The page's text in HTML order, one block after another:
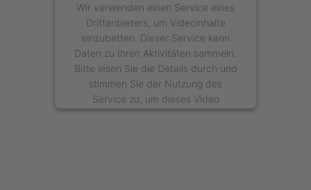
Wir verwenden einen Service eines
Drittanbieters, um Videoinhalte
einzubetten. Dieser Service kann
Daten zu Ihren Aktivitäten sammeln.
Bitte lesen Sie die Details durch und
stimmen Sie der Nutzung des
Service zu, um dieses Video
anzusehen.